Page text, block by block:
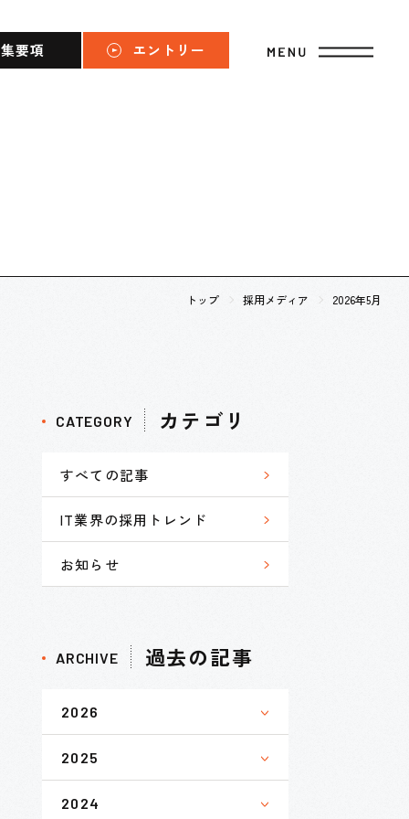
要項 エントリー
トップ 採用メディア 2026年5月
CATEGORY カテゴリ
すべての記事
IT業界の採用トレンド
お知らせ
ARCHIVE 過去の記事
2026
2025
2024